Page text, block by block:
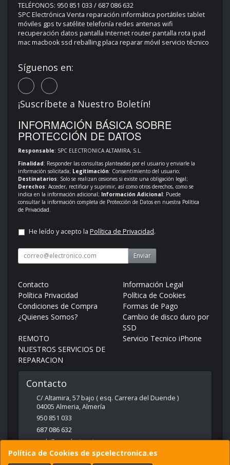
Política de Cookies de spcelectronica.es
TELÉFONOS: 950 851 033 / 687 086 632
SPC Electrónica Venta reparación informática portátiles tablet
móviles gps tv satélite telefonía redes antenas wifi
recuperación datos pantalla Internet router pantalla rota ipad
mac macbook ssd reballing placa reparar móvil servicio técnico
Síguenos en:
¡Suscríbete a Nuestro Boletín!
INFORMACIÓN BÁSICA SOBRE
PROTECCIÓN DE DATOS
Responsable: SPC ELECTRONICA ALTAMIRA, S.L.
Finalidad: Responder las consultas planteadas por el usuario y enviarle la
información solicitada; Legitimación: Consentimiento del usuario;
Destinatarios: Solo se realizan cesiones si existe una obligación legal;
Derechos: Acceder, rectificar y suprimir, así como otros derechos, como se
indica en la información adicional; Información Adicional: Puede
consultar la información completa de Protección de Datos en nuestra Política
de Privacidad
He leído y acepto la Política de Privacidad.
Enviar
Contacto
Información Legal
Política Privacidad
Política de Cookies
Condiciones de Compra
Formas de Pago
¿Quienes Somos?
Cambio de disco duro por
SSD
REMOTO
Servicio Tecnico iPhone
NUESTROS SERVICIOS DE
REPARACION
Contacto
C/ Altamira, 57 bajo ( esq. Carrera del Duende )
04005 Almeria,Almería
950 851 033
687 086 632
web@spcelectronica.es